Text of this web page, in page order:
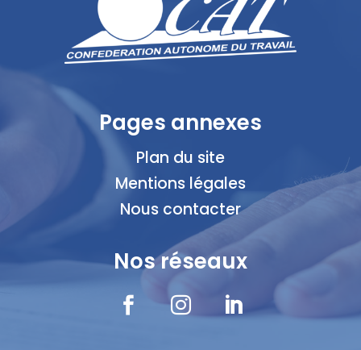
Pages annexes
Plan du site
Mentions légales
Nous contacter
Nos réseaux
  